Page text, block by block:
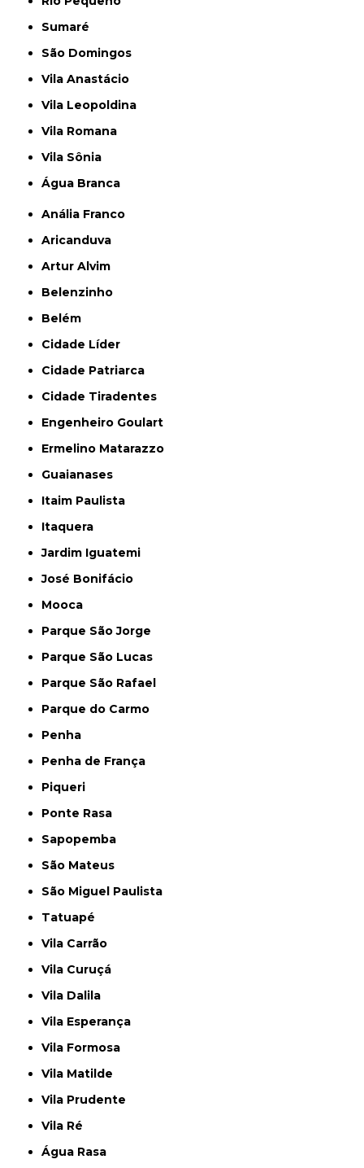
Sumaré
São Domingos
Vila Anastácio
Vila Leopoldina
Vila Romana
Vila Sônia
Água Branca
Anália Franco
Aricanduva
Artur Alvim
Belenzinho
Belém
Cidade Líder
Cidade Patriarca
Cidade Tiradentes
Engenheiro Goulart
Ermelino Matarazzo
Guaianases
Itaim Paulista
Itaquera
Jardim Iguatemi
José Bonifácio
Mooca
Parque São Jorge
Parque São Lucas
Parque São Rafael
Parque do Carmo
Penha
Penha de França
Piqueri
Ponte Rasa
Sapopemba
São Mateus
São Miguel Paulista
Tatuapé
Vila Carrão
Vila Curuçá
Vila Dalila
Vila Esperança
Vila Formosa
Vila Matilde
Vila Prudente
Vila Ré
Água Rasa